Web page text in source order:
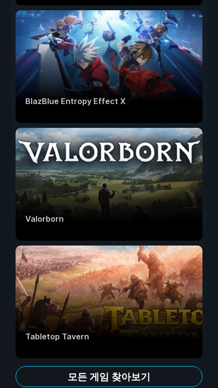
BlazBlue Entropy Effect X
Valorborn
Tabletop Tavern
모든 게임 찾아보기